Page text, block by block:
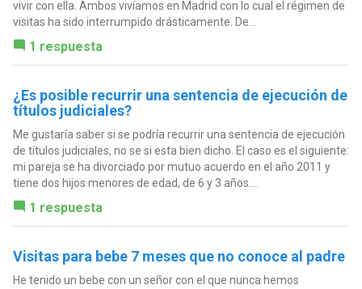
vivir con ella. Ambos vivíamos en Madrid con lo cual el régimen de
visitas ha sido interrumpido drásticamente. De...
1 respuesta
¿Es posible recurrir una sentencia de ejecución de
títulos judiciales?
Me gustaría saber si se podría recurrir una sentencia de ejecución
de títulos judiciales, no se si esta bien dicho. El caso es el siguiente:
mi pareja se ha divorciado por mutuo acuerdo en el año 2011 y
tiene dos hijos menores de edad, de 6 y 3 años....
1 respuesta
Visitas para bebe 7 meses que no conoce al padre
He tenido un bebe con un señor con el que nunca hemos